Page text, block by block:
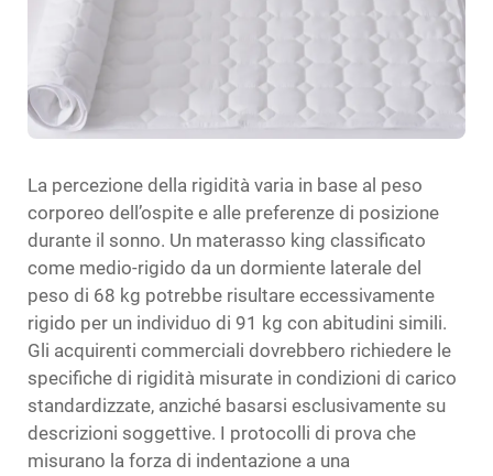
La percezione della rigidità varia in base al peso
corporeo dell’ospite e alle preferenze di posizione
durante il sonno. Un materasso king classificato
come medio-rigido da un dormiente laterale del
peso di 68 kg potrebbe risultare eccessivamente
rigido per un individuo di 91 kg con abitudini simili.
Gli acquirenti commerciali dovrebbero richiedere le
specifiche di rigidità misurate in condizioni di carico
standardizzate, anziché basarsi esclusivamente su
descrizioni soggettive. I protocolli di prova che
misurano la forza di indentazione a una